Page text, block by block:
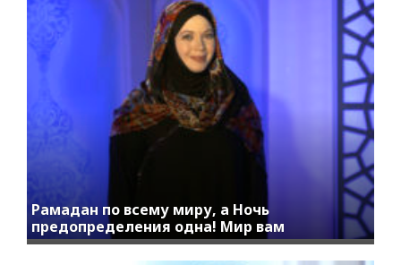
Рамадан по всему миру, а Ночь
предопределения одна! Мир вам